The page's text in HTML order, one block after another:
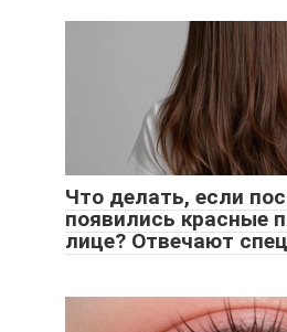
Что делать, если
появились красные
лице? Отвечают